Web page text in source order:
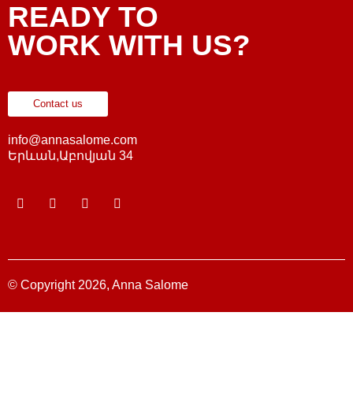
READY TO
WORK WITH US?
Contact us
info@annasalome.com
Երևան,Աբովյան 34
© Copyright 2026, Anna Salome